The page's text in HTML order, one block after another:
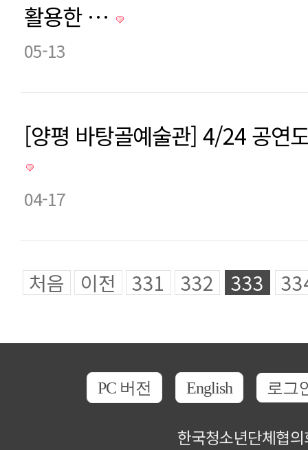
활용한 …
05-13
[양평 바탕골예술관] 4/24 공연
04-17
처음 이전 331 332 333
PC 버전 English 로그
한국청소년단체협